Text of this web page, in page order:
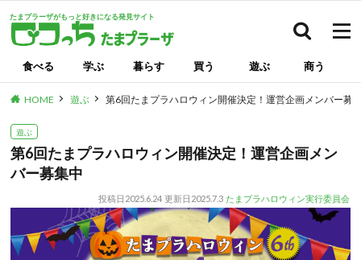
たまプラーザがもっと好きになる発見サイト
食べる 学ぶ 暮らす 買う 遊ぶ 商う
HOME 遊ぶ 第6回たまプラハロウィン開催決定！運営企画メンバー募
遊ぶ
第6回たまプラハロウィン開催決定！運営企画メン
バー募集中
投稿日 2025.6.24 更新日 2025.7.3 たまプラハロウィン実行委員会